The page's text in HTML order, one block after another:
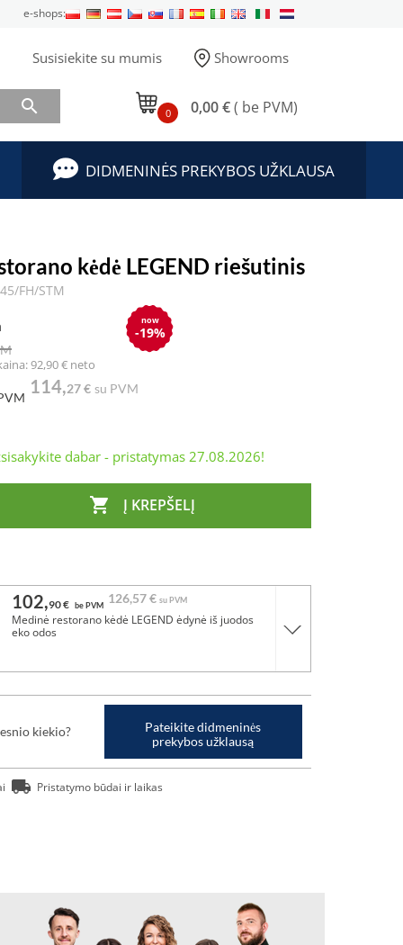
e-shops:
Susisiekite su mumis Showrooms
 0 0,00 €( be PVM)
DIDMENINĖS PREKYBOS UŽKLAUSA
kėdė LEGEND riešutinis
FH/STM
now
-19%
92,90 € neto
114,27 € su PVM
dabar - pristatymas 27.08.2026!
 Į KREPŠELĮ
102,90 € be PVM 126,57 € su PVM
Medinė restorano kėdė LEGEND ėdynė iš juodos
eko odos
kiekio?
Pateikite didmeninės
prekybos užklausą
Pristatymo būdai ir laikas